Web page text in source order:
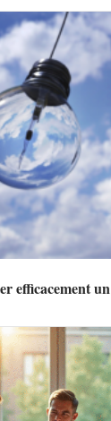
efficacement